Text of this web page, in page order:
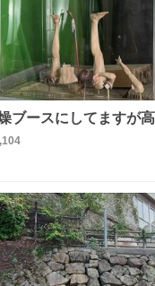
ブースにしてますが
ースを置くだけのツル
もしっかり上がるので